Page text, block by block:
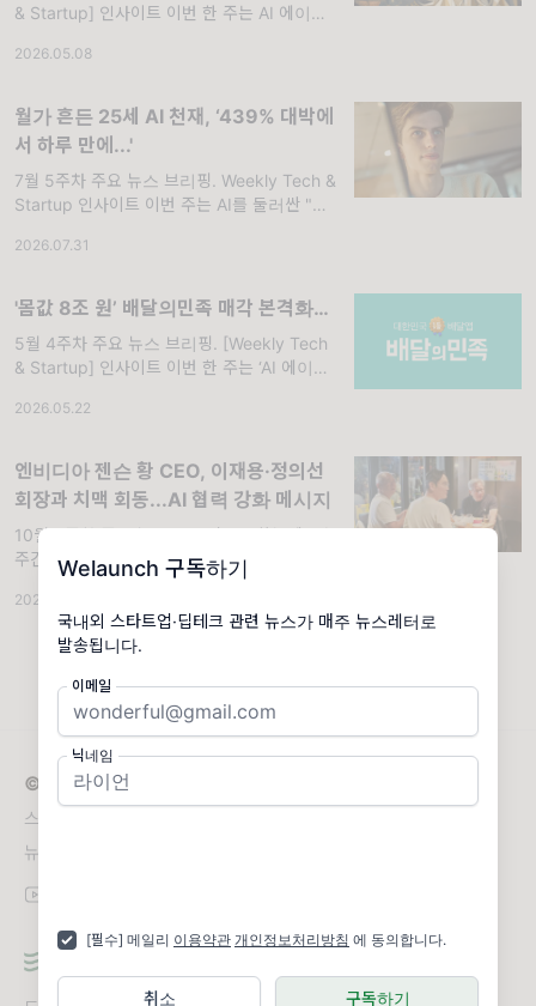
Welaunch 구독하기
국내외 스타트업·딥테크 관련 뉴스가 매주 뉴스레터로
발송됩니다.
이메일
닉네임
[필수] 메일리 이용약관 개인정보처리방침 에 동의합니다.
구독하기
취소
& Startup] 인사이트 이번 한 주는 AI 에이전
비즈니스 모델에 AI가 깊숙이 침투한 시기였습
2026.05.08
월가 흔든 25세 AI 천재, ‘439% 대박에
서 하루 만에...'
7월 5주차 주요 뉴스 브리핑. Weekly Tech &
Startup 인사이트 이번 주는 AI를 둘러싼 "전
AI 서밋에서 젠슨 황이 730조 원 규모 한국 파
2026.07.31
'몸값 8조 원’ 배달의민족 매각 본격화…
5월 4주차 주요 뉴스 브리핑. [Weekly Tech
& Startup] 인사이트 이번 한 주는 ‘AI 에이전
거인들의 하드웨어 영토 확장이 시장을 뒤흔들
2026.05.22
엔비디아 젠슨 황 CEO, 이재용·정의선
회장과 치맥 회동...AI 협력 강화 메시지
10월 5주차 주요 뉴스 브리핑. 📰 한눈에 보는
주간 '테크·스타트업 트렌드') AI는 더 이상 하
나의 산업이 아니라 모든 산업을 관통하는 성장
인프라로 자리 잡았다. 글로벌 자본은 AI 엔지
니어링·핀테크·에너지
2025.10.31
© 2026 Welaunch
스타트업·딥테크 뉴스 전문 미디어, 위런치
뉴스레터 문의